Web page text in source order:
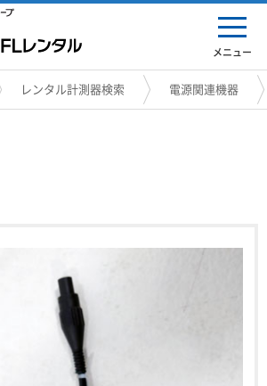
メニュー
レンタル計測器検索 電源関連機器